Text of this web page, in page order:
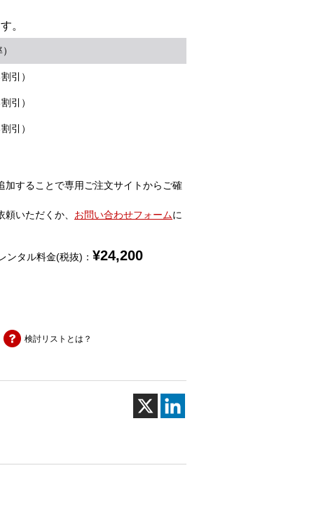
。
引）
引）
引）
加することで専用ご注文サイトからご確
いただくか、 お問い合わせフォームに
ンタル料金(税抜)： ¥24,200
検討リストとは？